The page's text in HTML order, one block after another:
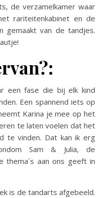
de verzamelkamer waar
rariteitenkabinet en de
gemaakt van de tandjes.
een fase die bij elk kind
Een spannend iets op
Karina je mee op het
te laten voelen dat het
te vinden. Dat kan ik erg
Sam & Julia, de
thema´s aan ons geeft in
is de tandarts afgebeeld.